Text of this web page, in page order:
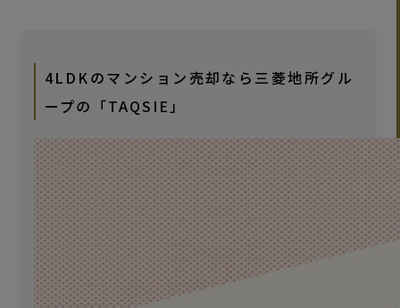
4LDKのマンション売却なら三菱地所グル
ープの「TAQSIE」